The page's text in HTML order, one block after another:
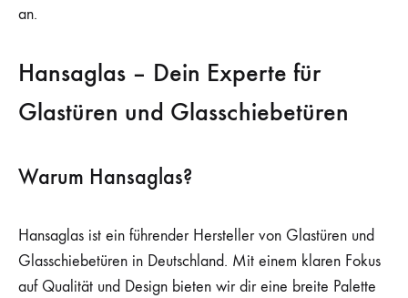
an.
Hansaglas – Dein Experte für
Glastüren und Glasschiebetüren
Warum Hansaglas?
Hansaglas ist ein führender Hersteller von Glastüren und
Glasschiebetüren in Deutschland. Mit einem klaren Fokus
auf Qualität und Design bieten wir dir eine breite Palette